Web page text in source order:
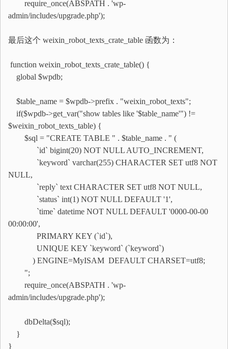
require_once(ABSPATH . 'wp-
admin/includes/upgrade.php');
最后这个 weixin_robot_texts_crate_table 函数为：
function weixin_robot_texts_crate_table() {
global $wpdb;
$table_name = $wpdb->prefix . "weixin_robot_texts";
if($wpdb->get_var("show tables like '$table_name'") !=
$weixin_robot_texts_table) {
$sql = "CREATE TABLE " . $table_name . " (
`id` bigint(20) NOT NULL AUTO_INCREMENT,
`keyword` varchar(255) CHARACTER SET utf8 NOT
NULL,
`reply` text CHARACTER SET utf8 NOT NULL,
`status` int(1) NOT NULL DEFAULT '1',
`time` datetime NOT NULL DEFAULT '0000-00-00
00:00:00',
PRIMARY KEY (`id`),
UNIQUE KEY `keyword` (`keyword`)
) ENGINE=MyISAM DEFAULT CHARSET=utf8;
";
require_once(ABSPATH . 'wp-
admin/includes/upgrade.php');
dbDelta($sql);
}
}